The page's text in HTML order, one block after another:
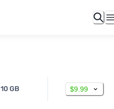
10 GB $9.99